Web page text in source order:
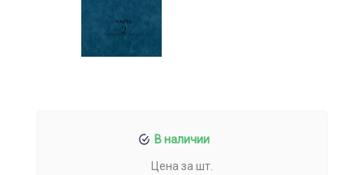
В наличии
Цена за шт.